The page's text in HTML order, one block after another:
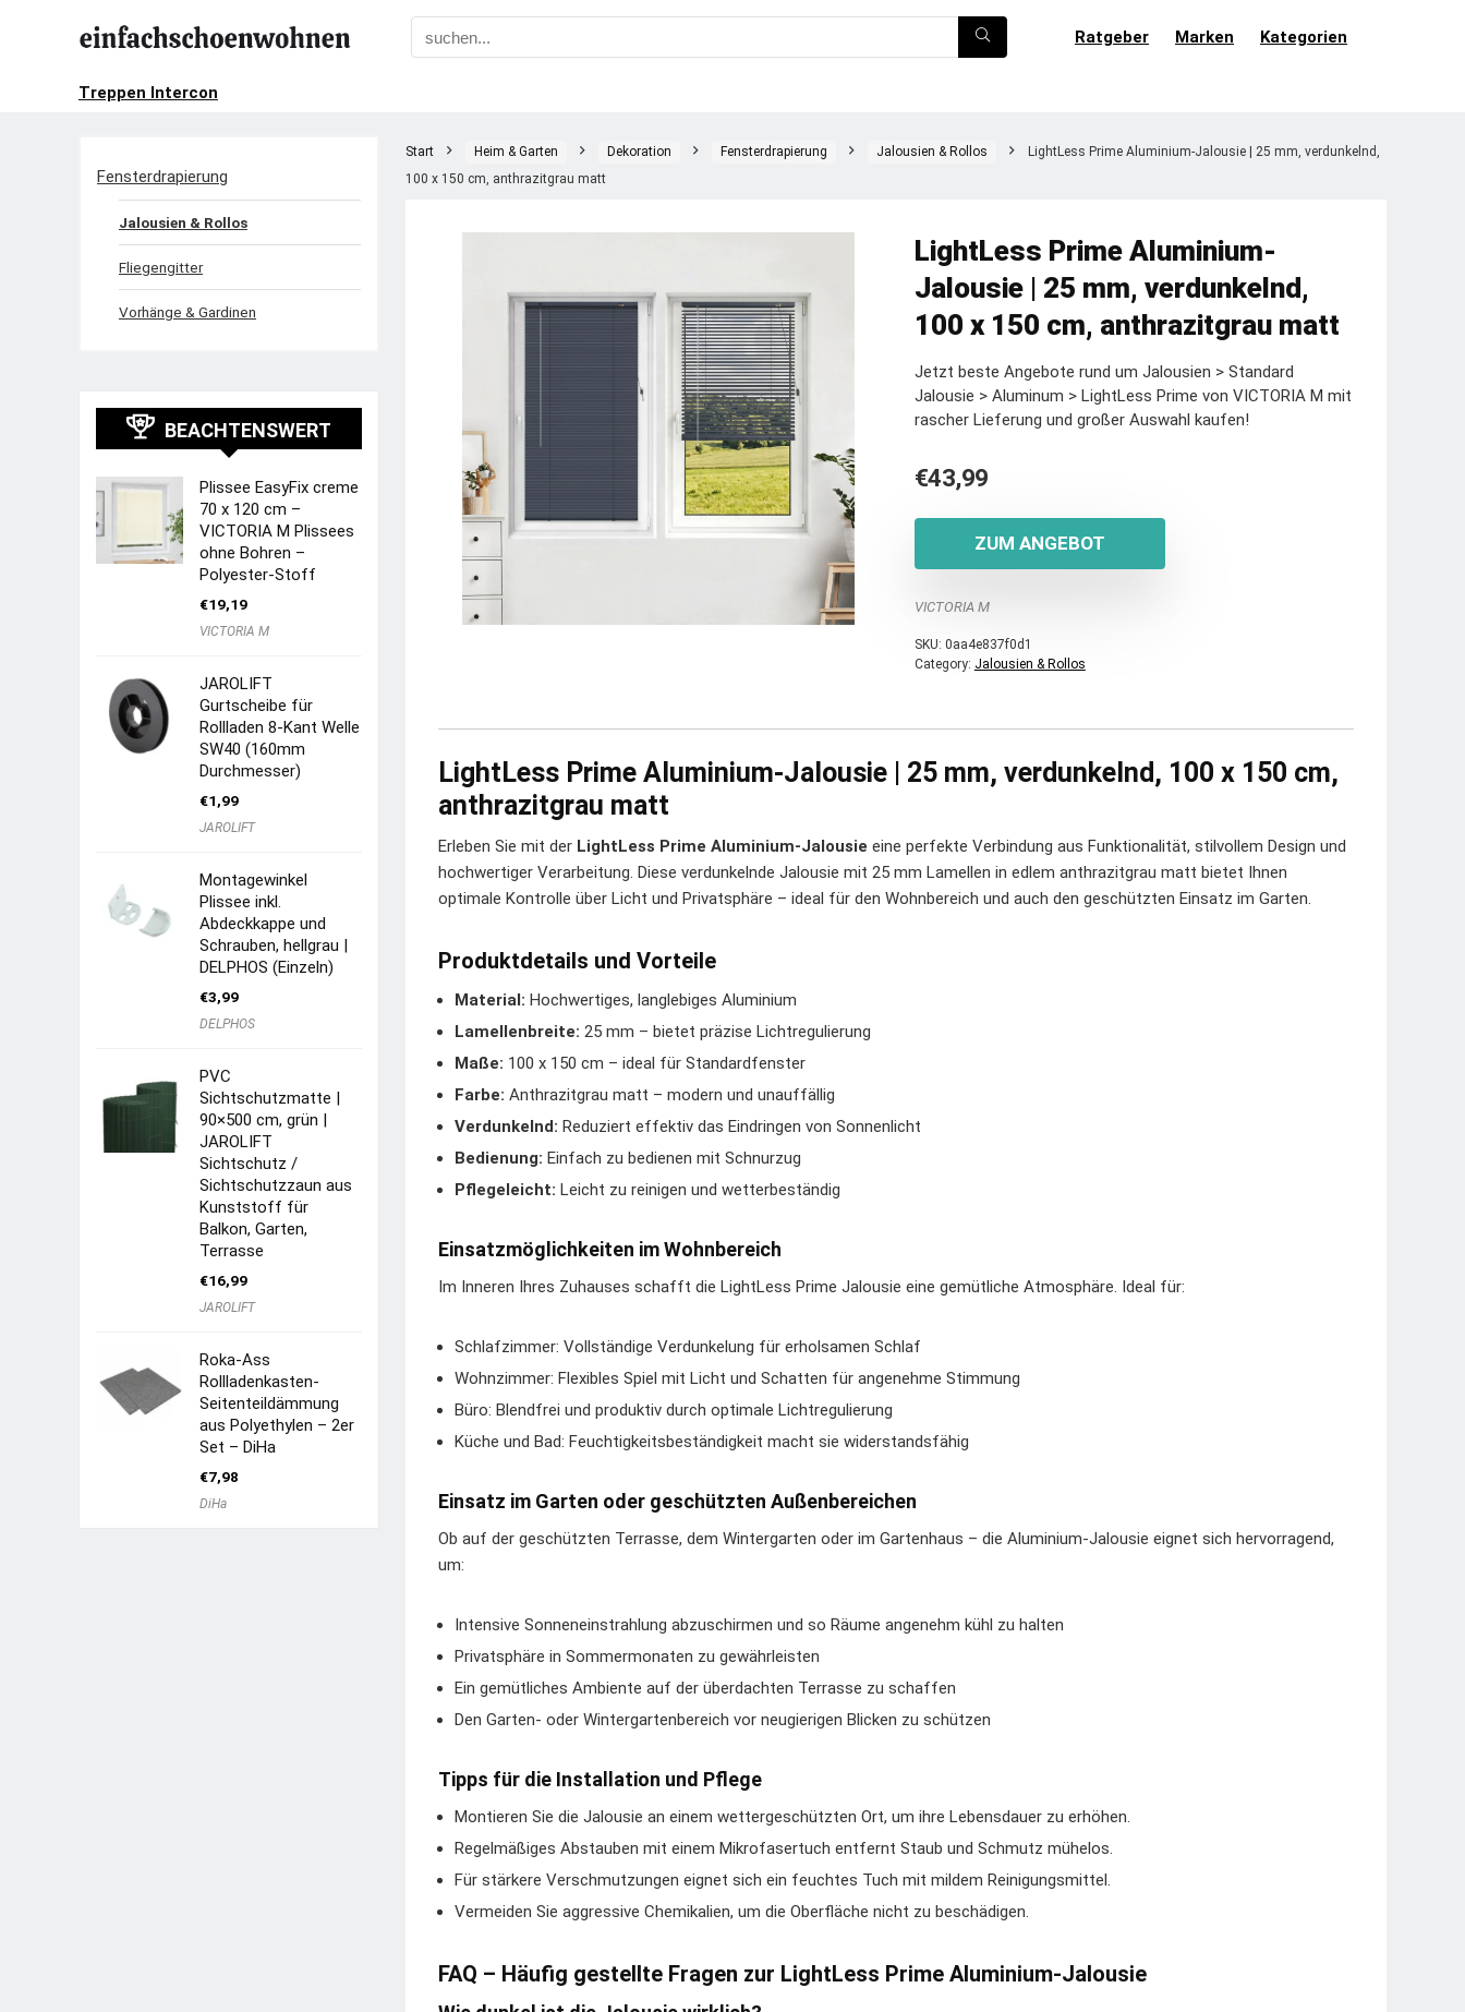
Ratgeber Marken Kategorien
Treppen Intercon
Start Heim & Garten Dekoration Fensterdrapierung Jalousien & Rollos
LightLess Prime Aluminium-Jalousie | 25 mm, verdunkelnd,
100 x 150 cm, anthrazitgrau matt
LightLess Prime Aluminium-
Jalousie | 25 mm, verdunkelnd,
100 x 150 cm, anthrazitgrau matt
Jetzt beste Angebote rund um Jalousien > Standard
Jalousie > Aluminum > LightLess Prime von VICTORIA M mit
rascher Lieferung und großer Auswahl kaufen!
€43,99
ZUM ANGEBOT
VICTORIA M
SKU: 0aa4e837f0d1
Category: Jalousien & Rollos
LightLess Prime Aluminium-Jalousie | 25 mm, verdunkelnd, 100 x 150 cm,
anthrazitgrau matt
Erleben Sie mit der LightLess Prime Aluminium-Jalousie eine perfekte Verbindung aus Funktionalität, stilvollem Design und
hochwertiger Verarbeitung. Diese verdunkelnde Jalousie mit 25 mm Lamellen in edlem anthrazitgrau matt bietet Ihnen
optimale Kontrolle über Licht und Privatsphäre – ideal für den Wohnbereich und auch den geschützten Einsatz im Garten.
Produktdetails und Vorteile
Material: Hochwertiges, langlebiges Aluminium
Lamellenbreite: 25 mm – bietet präzise Lichtregulierung
Maße: 100 x 150 cm – ideal für Standardfenster
Farbe: Anthrazitgrau matt – modern und unauffällig
Verdunkelnd: Reduziert effektiv das Eindringen von Sonnenlicht
Bedienung: Einfach zu bedienen mit Schnurzug
Pflegeleicht: Leicht zu reinigen und wetterbeständig
Einsatzmöglichkeiten im Wohnbereich
Im Inneren Ihres Zuhauses schafft die LightLess Prime Jalousie eine gemütliche Atmosphäre. Ideal für:
Schlafzimmer: Vollständige Verdunkelung für erholsamen Schlaf
Wohnzimmer: Flexibles Spiel mit Licht und Schatten für angenehme Stimmung
Büro: Blendfrei und produktiv durch optimale Lichtregulierung
Küche und Bad: Feuchtigkeitsbeständigkeit macht sie widerstandsfähig
Einsatz im Garten oder geschützten Außenbereichen
Ob auf der geschützten Terrasse, dem Wintergarten oder im Gartenhaus – die Aluminium-Jalousie eignet sich hervorragend,
um:
Intensive Sonneneinstrahlung abzuschirmen und so Räume angenehm kühl zu halten
Privatsphäre in Sommermonaten zu gewährleisten
Ein gemütliches Ambiente auf der überdachten Terrasse zu schaffen
Den Garten- oder Wintergartenbereich vor neugierigen Blicken zu schützen
Tipps für die Installation und Pflege
Montieren Sie die Jalousie an einem wettergeschützten Ort, um ihre Lebensdauer zu erhöhen.
Regelmäßiges Abstauben mit einem Mikrofasertuch entfernt Staub und Schmutz mühelos.
Für stärkere Verschmutzungen eignet sich ein feuchtes Tuch mit mildem Reinigungsmittel.
Vermeiden Sie aggressive Chemikalien, um die Oberfläche nicht zu beschädigen.
FAQ – Häufig gestellte Fragen zur LightLess Prime Aluminium-Jalousie
Fensterdrapierung
Jalousien & Rollos
Fliegengitter
Vorhänge & Gardinen
BEACHTENSWERT
Plissee EasyFix creme
70 x 120 cm –
VICTORIA M Plissees
ohne Bohren –
Polyester-Stoff
€19,19
VICTORIA M
JAROLIFT
Gurtscheibe für
Rollladen 8-Kant Welle
SW40 (160mm
Durchmesser)
€1,99
JAROLIFT
Montagewinkel
Plissee inkl.
Abdeckkappe und
Schrauben, hellgrau |
DELPHOS (Einzeln)
€3,99
DELPHOS
PVC
Sichtschutzmatte |
90×500 cm, grün |
JAROLIFT
Sichtschutz /
Sichtschutzzaun aus
Kunststoff für
Balkon, Garten,
Terrasse
€16,99
JAROLIFT
Roka-Ass
Rollladenkasten-
Seitenteildämmung
aus Polyethylen – 2er
Set – DiHa
€7,98
DiHa